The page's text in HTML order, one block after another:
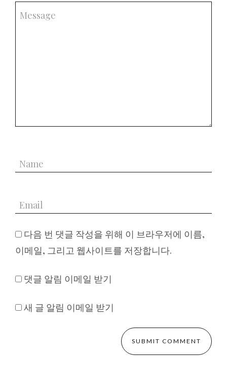
다음 번 댓글 작성을 위해 이 브라우저에 이름,
이메일, 그리고 웹사이트를 저장합니다.
댓글 알림 이메일 받기
새 글 알림 이메일 받기